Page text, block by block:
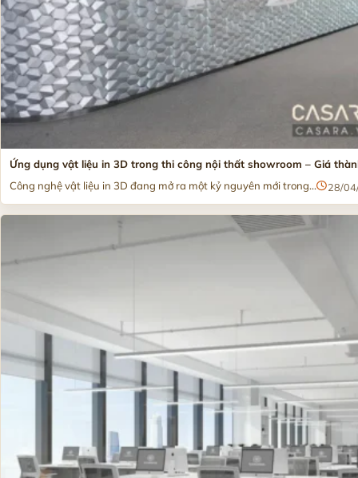
Ứng dụng vật liệu in 3D trong thi công nội thất showroom – Giá
Công nghệ vật liệu in 3D đang mở ra một kỷ nguyên mới trong...
28/